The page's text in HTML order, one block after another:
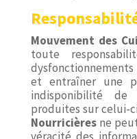
Mouvement des
toute
et entraîner une
indisponibilité de
produites sur celui-
Nourricièresne